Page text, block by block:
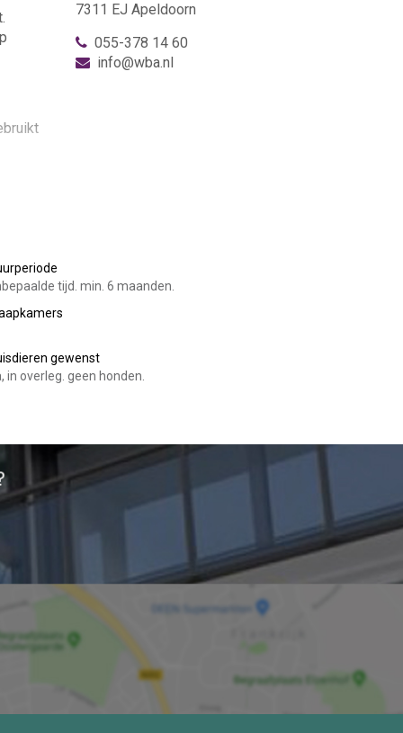
7311 EJ Apeldoorn
055-378 14 60
info@wba.nl
tijd. min. 6 maanden.
gewenst
in overleg. geen honden.